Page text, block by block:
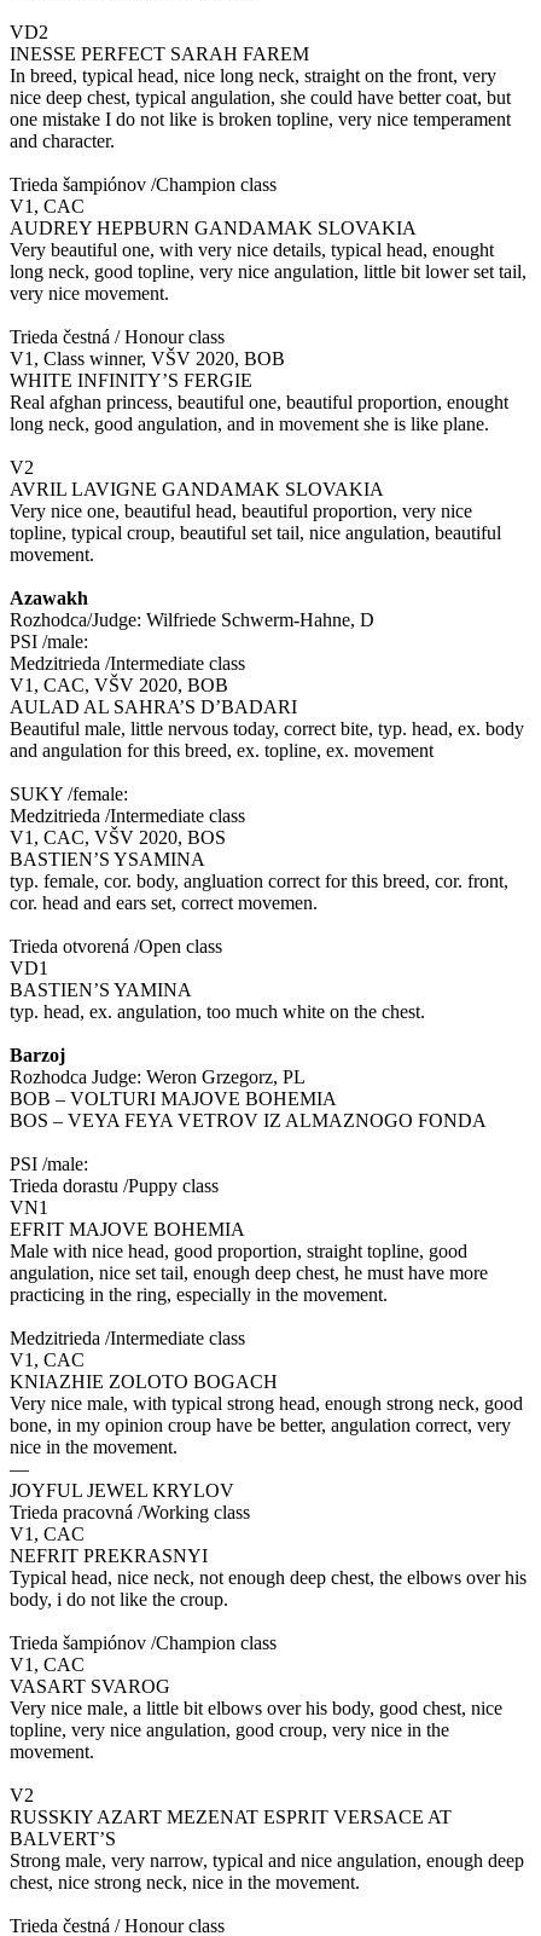
VD2
INESSE PERFECT SARAH FAREM
In breed, typical head, nice long neck, straight on the front, very
nice deep chest, typical angulation, she could have better coat, but
one mistake I do not like is broken topline, very nice temperament
and character.
Trieda šampiónov /Champion class
V1, CAC
AUDREY HEPBURN GANDAMAK SLOVAKIA
Very beautiful one, with very nice details, typical head, enought
long neck, good topline, very nice angulation, little bit lower set tail,
very nice movement.
Trieda čestná / Honour class
V1, Class winner, VŠV 2020, BOB
WHITE INFINITY’S FERGIE
Real afghan princess, beautiful one, beautiful proportion, enought
long neck, good angulation, and in movement she is like plane.
V2
AVRIL LAVIGNE GANDAMAK SLOVAKIA
Very nice one, beautiful head, beautiful proportion, very nice
topline, typical croup, beautiful set tail, nice angulation, beautiful
movement.
Azawakh
Rozhodca/Judge: Wilfriede Schwerm-Hahne, D
PSI /male:
Medzitrieda /Intermediate class
V1, CAC, VŠV 2020, BOB
AULAD AL SAHRA’S D’BADARI
Beautiful male, little nervous today, correct bite, typ. head, ex. body
and angulation for this breed, ex. topline, ex. movement
SUKY /female:
Medzitrieda /Intermediate class
V1, CAC, VŠV 2020, BOS
BASTIEN’S YSAMINA
typ. female, cor. body, angluation correct for this breed, cor. front,
cor. head and ears set, correct movemen.
Trieda otvorená /Open class
VD1
BASTIEN’S YAMINA
typ. head, ex. angulation, too much white on the chest.
Barzoj
Rozhodca Judge: Weron Grzegorz, PL
BOB – VOLTURI MAJOVE BOHEMIA
BOS – VEYA FEYA VETROV IZ ALMAZNOGO FONDA
PSI /male:
Trieda dorastu /Puppy class
VN1
EFRIT MAJOVE BOHEMIA
Male with nice head, good proportion, straight topline, good
angulation, nice set tail, enough deep chest, he must have more
practicing in the ring, especially in the movement.
Medzitrieda /Intermediate class
V1, CAC
KNIAZHIE ZOLOTO BOGACH
Very nice male, with typical strong head, enough strong neck, good
bone, in my opinion croup have be better, angulation correct, very
nice in the movement.
—
JOYFUL JEWEL KRYLOV
Trieda pracovná /Working class
V1, CAC
NEFRIT PREKRASNYI
Typical head, nice neck, not enough deep chest, the elbows over his
body, i do not like the croup.
Trieda šampiónov /Champion class
V1, CAC
VASART SVAROG
Very nice male, a little bit elbows over his body, good chest, nice
topline, very nice angulation, good croup, very nice in the
movement.
V2
RUSSKIY AZART MEZENAT ESPRIT VERSACE AT
BALVERT’S
Strong male, very narrow, typical and nice angulation, enough deep
chest, nice strong neck, nice in the movement.
Trieda čestná / Honour class